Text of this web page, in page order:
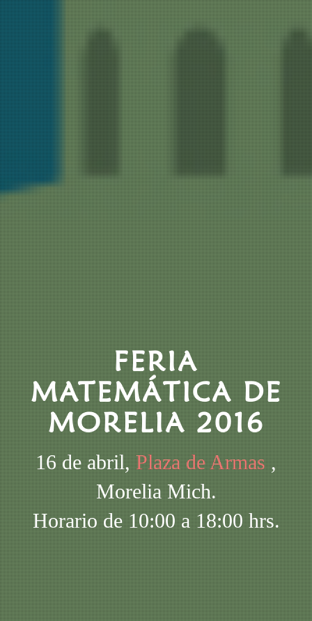
FERIA
MATEMÁTICA DE
MORELIA 2016
16 de abril,Plaza de Armas,
Morelia Mich.
Horario de 10:00 a 18:00 hrs.